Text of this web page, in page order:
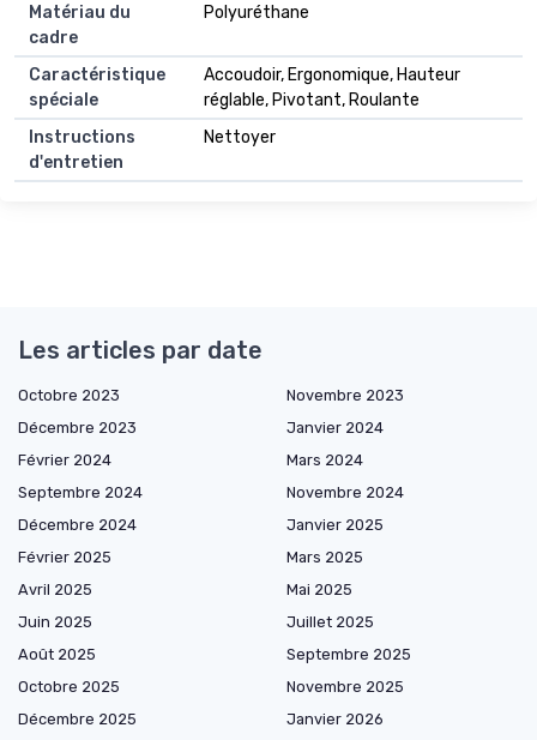
Matériau du
cadre
Polyuréthane
Caractéristique
spéciale
Accoudoir, Ergonomique, Hauteur
réglable, Pivotant, Roulante
Instructions
d'entretien
Nettoyer
Les articles par date
Octobre 2023
Novembre 2023
Décembre 2023
Janvier 2024
Février 2024
Mars 2024
Septembre 2024
Novembre 2024
Décembre 2024
Janvier 2025
Février 2025
Mars 2025
Avril 2025
Mai 2025
Juin 2025
Juillet 2025
Août 2025
Septembre 2025
Octobre 2025
Novembre 2025
Décembre 2025
Janvier 2026